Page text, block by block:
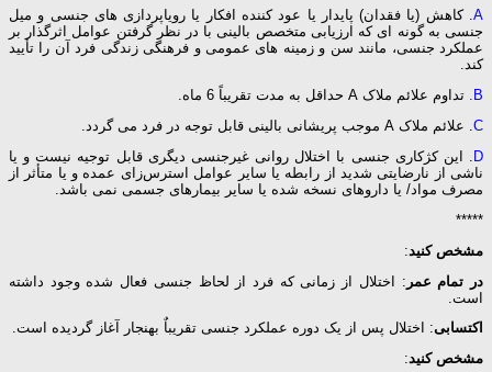
A . کاهش (یا فقدان) پایدار یا عود کننده افکار یا رویا‌پردازی ‌های جنسی و میل
جنسی به گونه ای که ارزیابی متخصص بالینی با در نظر گرفتن عوامل اثرگذار بر
عملکرد جنسی، مانند سن و زمینه‌ های عمومی و فرهنگی زندگی فرد آن را تأیید
کند.
B.
تداوم علائم‌ ملاک A حداقل به مدت تقریباً 6 ماه.
C . علائم‌ ملاک A موجب پریشانی بالینی قابل توجه در فرد می گردد.
D . این کژکاری جنسی با اختلال روانی غیرجنسی دیگری قابل توجیه نیست و یا
ناشی از نارضایتی شدید از رابطه یا سایر عوامل استرس‌زای عمده و یا متأثر از
مصرف مواد/ یا داروهای نسخه شده یا سایر بیمارهای جسمی نمی باشد.
*****
مشخص کنید:
در تمام عمر : اختلال از زمانی ‌که فرد از لحاظ جنسی فعال شده وجود داشته
است.
اکتسابی: اختلال پس از یک دوره عملکرد جنسی تقریباٌ بهنجار آغاز گردیده است.
مشخص کنید: